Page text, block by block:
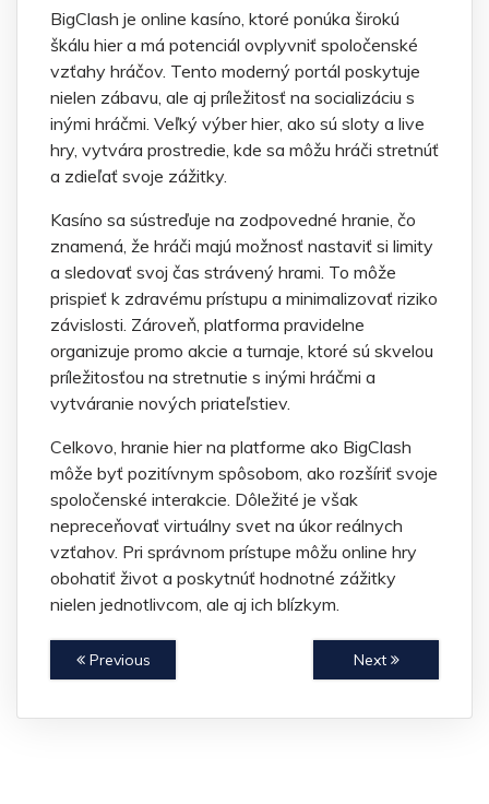
BigClash je online kasíno, ktoré ponúka širokú
škálu hier a má potenciál ovplyvniť spoločenské
vzťahy hráčov. Tento moderný portál poskytuje
nielen zábavu, ale aj príležitosť na socializáciu s
inými hráčmi. Veľký výber hier, ako sú sloty a live
hry, vytvára prostredie, kde sa môžu hráči stretnúť
a zdieľať svoje zážitky.
Kasíno sa sústreďuje na zodpovedné hranie, čo
znamená, že hráči majú možnosť nastaviť si limity
a sledovať svoj čas strávený hrami. To môže
prispieť k zdravému prístupu a minimalizovať riziko
závislosti. Zároveň, platforma pravidelne
organizuje promo akcie a turnaje, ktoré sú skvelou
príležitosťou na stretnutie s inými hráčmi a
vytváranie nových priateľstiev.
Celkovo, hranie hier na platforme ako BigClash
môže byť pozitívnym spôsobom, ako rozšíriť svoje
spoločenské interakcie. Dôležité je však
nepreceňovať virtuálny svet na úkor reálnych
vzťahov. Pri správnom prístupe môžu online hry
obohatiť život a poskytnúť hodnotné zážitky
nielen jednotlivcom, ale aj ich blízkym.
Previous Next